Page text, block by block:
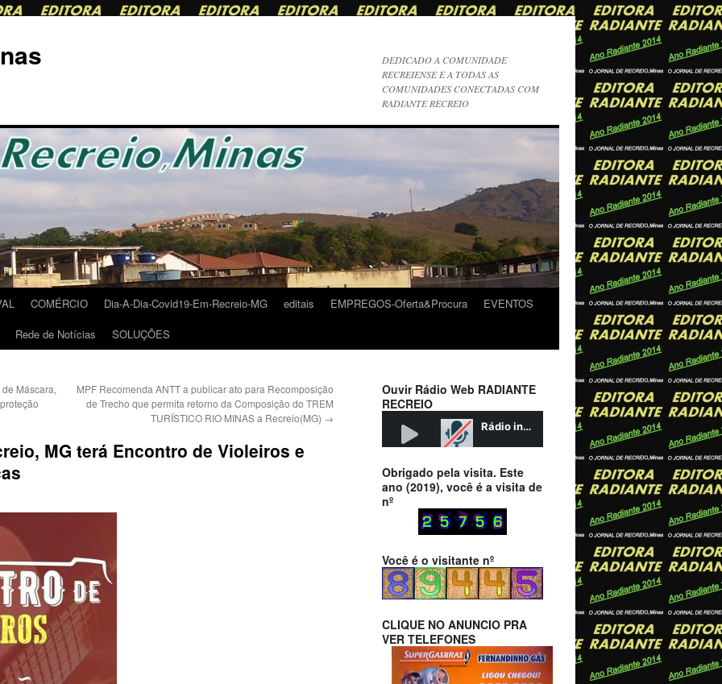
DEDICADO A COMUNIDADE
RECREIENSE E A TODAS AS
COMUNIDADES CONECTADAS COM
RADIANTE RECREIO
COMÉRCIO Dia-A-Dia-Covid19-Em-Recreio-MG editais EMPREGOS-Oferta&Procura
EVENTOS
Rede de Notícias SOLUÇÕES
Máscara,
MPF Recomenda ANTT a publicar ato para Recomposição
de Trecho que permita retorno da Composição do TREM
TURÍSTICO RIO MINAS a Recreio(MG) →
MG terá Encontro de Violeiros e
Ouvir Rádio Web RADIANTE
RECREIO
Obrigado pela visita. Este
ano (2019), você é a visita de
nº
Você é o visitante nº
CLIQUE NO ANUNCIO PRA
VER TELEFONES